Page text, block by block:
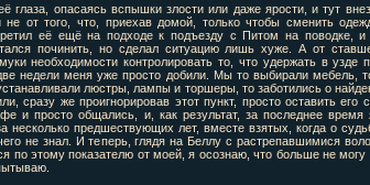
глаза, опасаясь вспышки злости или даже ярости, и тут
от того, что, приехав домой, только чтобы сменить
её ещё на подходе к подъезду с Питом на поводке,
починить, но сделал ситуацию лишь хуже. А от
необходимости контролировать то, что удержать в узде
недели меня уже просто добили. Мы то выбирали мебель,
люстры, лампы и торшеры, то заботились о
сразу же проигнорировав этот пункт, просто оставить его
и просто общались, и, как результат, за последнее
несколько предшествующих лет, вместе взятых, когда о
не знал. И теперь, глядя на Беллу с растрепавшимися
по этому показателю от моей, я осознаю, что больше не могу